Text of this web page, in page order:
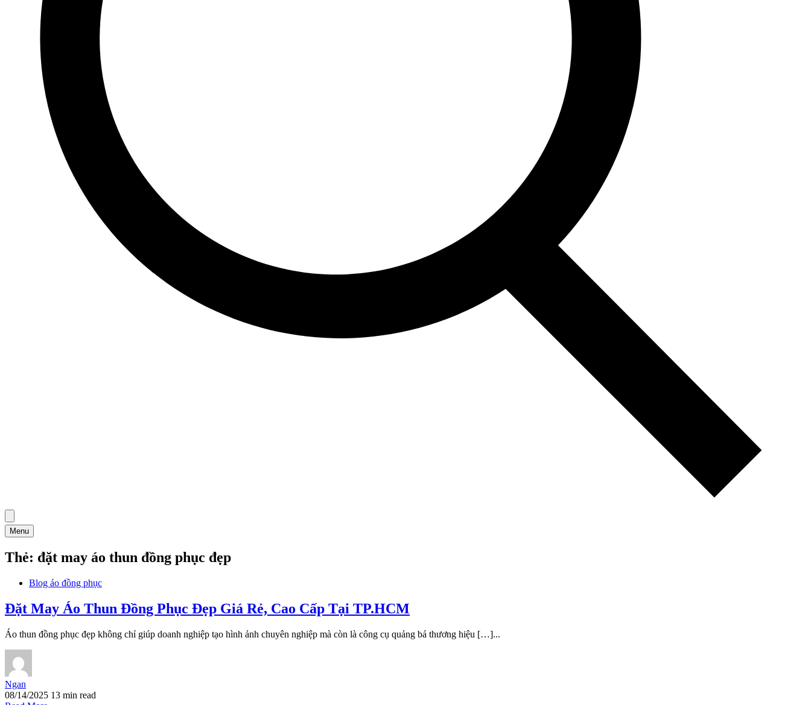
Menu
Thẻ: đặt may áo thun đồng phục đẹp
Blog áo đồng phục
Đặt May Áo Thun Đồng Phục Đẹp Giá Rẻ, Cao Cấp Tại TP.HCM
Áo thun đồng phục đẹp không chỉ giúp doanh nghiệp tạo hình ảnh chuyên nghiệp mà còn là công cụ quảng bá thương hiệu […]...
Ngan
08/14/2025 13 min read